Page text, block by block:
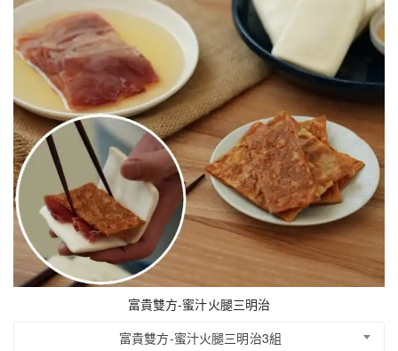
富貴雙方-蜜汁火腿三明治
富貴雙方-蜜汁火腿三明治3組